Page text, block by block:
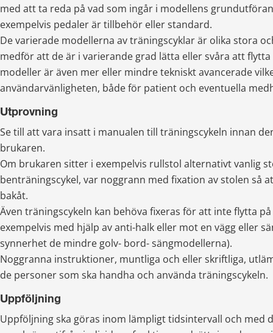
med att ta reda på vad som ingår i modellens
exempelvis pedaler är tillbehör eller standard.
De varierade modellerna av träningscyklar är olika stora
medför att de är i varierande grad lätta eller svåra att flytta
modeller är även mer eller mindre tekniskt avancerade
användarvänligheten, både för patient och eventuella
Utprovning
Se till att vara insatt i manualen till träningscykeln innan
brukaren.
Om brukaren sitter i exempelvis rullstol alternativt vanlig
benträningscykel, var noggrann med fixation av stolen så
bakåt.
Även träningscykeln kan behöva fixeras för att inte flytta
exempelvis med hjälp av anti-halk eller mot en vägg eller
synnerhet de mindre golv- bord- sängmodellerna).
Noggranna instruktioner, muntliga och eller skriftliga,
de personer som ska handha och använda träningscykeln.
Uppföljning
Uppföljning ska göras inom lämpligt tidsintervall och med